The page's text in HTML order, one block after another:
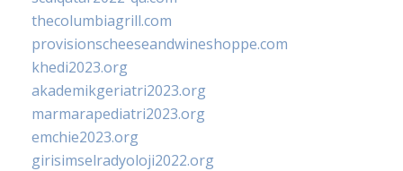
thecolumbiagrill.com
provisionscheeseandwineshoppe.com
khedi2023.org
akademikgeriatri2023.org
marmarapediatri2023.org
emchie2023.org
girisimselradyoloji2022.org